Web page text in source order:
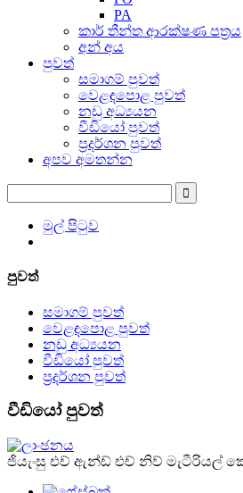
PA
කාර් තීන්ත ආරක්ෂණ පත්‍රය
අන් අය
පුවත්
සමාගම් පුවත්
වෙළඳපොළ පුවත්
නඩු අධ්‍යයන
වීඩියෝ පුවත්
ප්‍රදර්ශන පුවත්
අපව අමතන්න
මුල් පිටුව
පුවත්
සමාගම් පුවත්
වෙළඳපොළ පුවත්
නඩු අධ්‍යයන
වීඩියෝ පුවත්
ප්‍රදර්ශන පුවත්
වීඩියෝ පුවත්
ජියැංසු එච් ඇන්ඩ් එච් නිව් මැටීරියල්